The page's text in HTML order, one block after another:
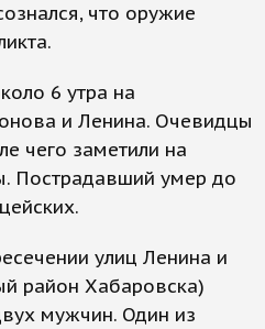
что оружие
6 утра на
и Ленина. Очевидцы
чего заметили на
Пострадавший умер до
улиц Ленина и
район Хабаровска)
мужчин. Один из